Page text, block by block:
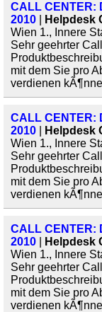
CALL CENTER:
2010
Helpdesk
Wien 1., Innere
Sehr geehrter
mit dem Sie pro
verdienen
CALL CENTER:
2010
Helpdesk
Wien 1., Innere
Sehr geehrter
mit dem Sie pro
verdienen
CALL CENTER:
2010
Helpdesk
Wien 1., Innere
Sehr geehrter
mit dem Sie pro
verdienen